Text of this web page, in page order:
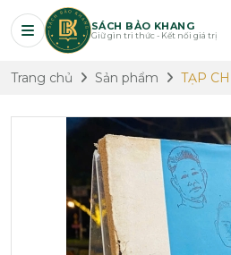
SÁCH BẢO KHANG
Giữ gìn tri thức - Kết nối giá trị
Trang chủ Sản phẩm TẠP